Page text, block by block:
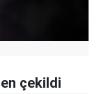
çekildi